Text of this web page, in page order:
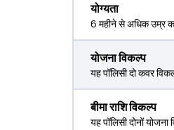
योग्यता
6 महीने से अधिक उम्र का
योजना विकल्प
यह पॉलिसी दो कवर
बीमा राशि विकल्प
यह पॉलिसी दोनों